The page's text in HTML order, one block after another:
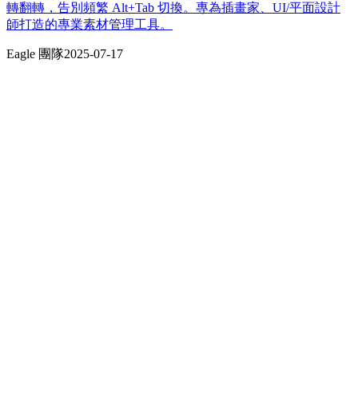
轉翻轉，告別頻繁 Alt+Tab 切換。專為插畫家、UI/平面設計
師打造的專業素材管理工具。
Eagle 團隊2025-07-17